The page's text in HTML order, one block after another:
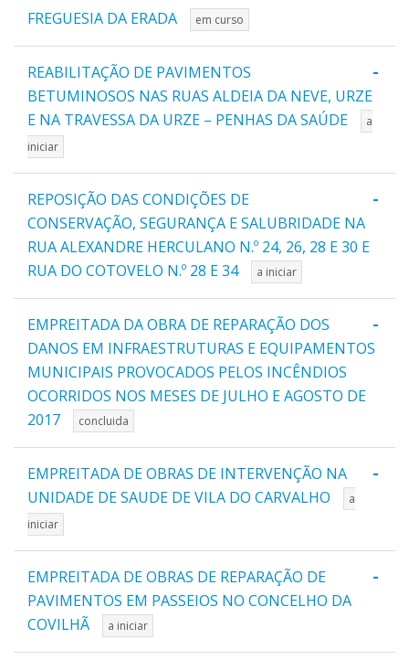
FREGUESIA DA ERADA
em curso
-
REABILITAÇÃO DE PAVIMENTOS
BETUMINOSOS NAS RUAS ALDEIA DA NEVE, URZE
E NA TRAVESSA DA URZE – PENHAS DA SAÚDE
a
iniciar
-
REPOSIÇÃO DAS CONDIÇÕES DE
CONSERVAÇÃO, SEGURANÇA E SALUBRIDADE NA
RUA ALEXANDRE HERCULANO N.º 24, 26, 28 E 30 E
RUA DO COTOVELO N.º 28 E 34
a iniciar
-
EMPREITADA DA OBRA DE REPARAÇÃO DOS
DANOS EM INFRAESTRUTURAS E EQUIPAMENTOS
MUNICIPAIS PROVOCADOS PELOS INCÊNDIOS
OCORRIDOS NOS MESES DE JULHO E AGOSTO DE
2017
concluida
-
EMPREITADA DE OBRAS DE INTERVENÇÃO NA
UNIDADE DE SAUDE DE VILA DO CARVALHO
a
iniciar
-
EMPREITADA DE OBRAS DE REPARAÇÃO DE
PAVIMENTOS EM PASSEIOS NO CONCELHO DA
COVILHÃ
a iniciar